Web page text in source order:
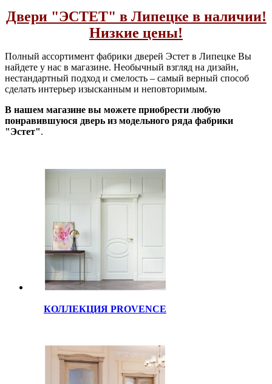
Двери "ЭСТЕТ" в Липецке в наличии!
Низкие цены!
Полный ассортимент фабрики дверей Эстет в Липецке Вы
найдете у нас в магазине. Необычный взгляд на дизайн,
нестандартный подход и смелость – самый верный способ
сделать интерьер изысканным и неповторимым.
В нашем магазине вы можете приобрести любую
понравившуюся дверь из модельного ряда фабрики
"Эстет".
КОЛЛЕКЦИЯ PROVENCE